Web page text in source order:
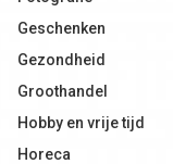
Geschenken
Gezondheid
Groothandel
Hobby en vrije tijd
Horeca